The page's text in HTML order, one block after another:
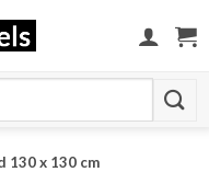
130 x 130 cm